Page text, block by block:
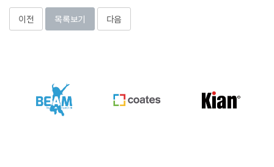
이전 목록보기 다음